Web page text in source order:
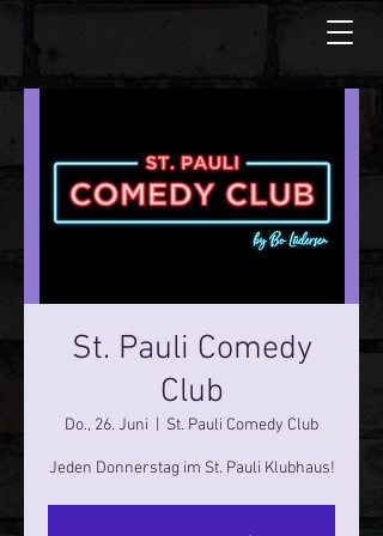
St. Pauli Comedy
Club
Do., 26. Juni St. Pauli Comedy Club
Jeden Donnerstag im St. Pauli Klubhaus!